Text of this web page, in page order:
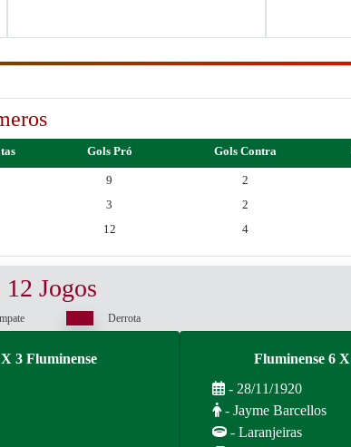
Gols Pró Gols Contra
9 2
3 2
12 4
Jogos
Derrota
3 Fluminense
Fluminense 6
- 28/11/1920
- Jayme Barcellos
- Laranjeiras